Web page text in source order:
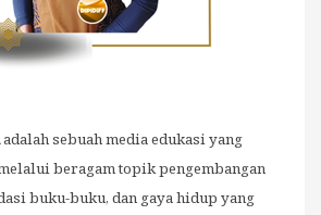
adalah sebuah media edukasi yang
beragam topik pengembangan
buku-buku, dan gaya hidup yang